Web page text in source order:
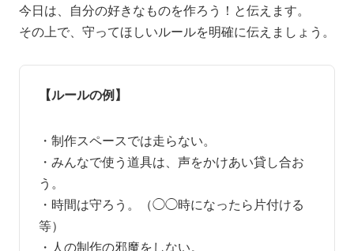
今日は、自分の好きなものを作ろう！と伝えます。
その上で、守ってほしいルールを明確に伝えましょう。
【ルールの例】
・制作スペースでは走らない。
・みんなで使う道具は、声をかけあい貸し合お
う。
・時間は守ろう。（◯◯時になったら片付ける
等）
・人の制作の邪魔をしない。